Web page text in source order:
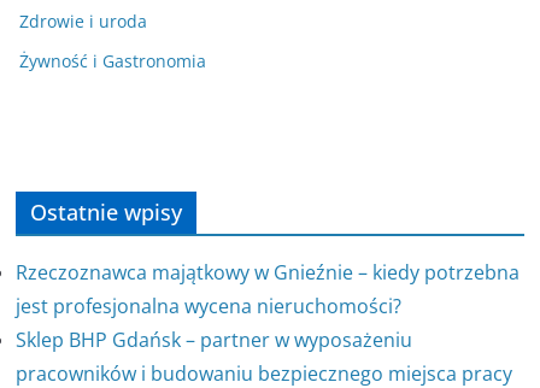
Zdrowie i uroda
Żywność i Gastronomia
Ostatnie wpisy
Rzeczoznawca majątkowy w Gnieźnie – kiedy potrzebna
jest profesjonalna wycena nieruchomości?
Sklep BHP Gdańsk – partner w wyposażeniu
pracowników i budowaniu bezpiecznego miejsca pracy